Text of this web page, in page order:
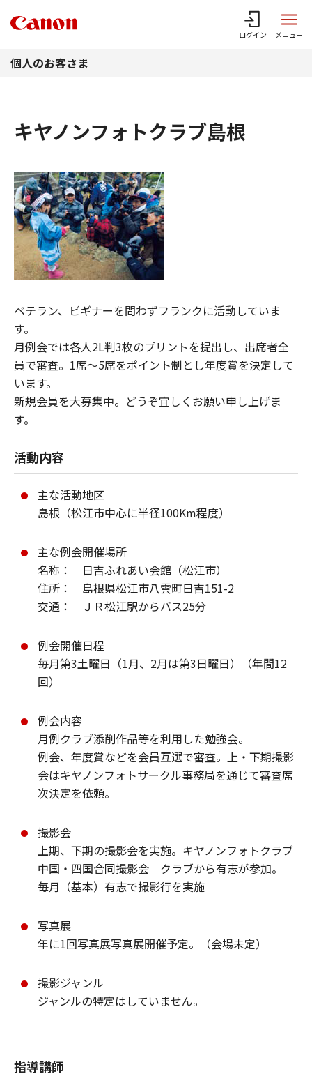
ログイン メニュー
個人のお客さま
キヤノンフォトクラブ島根
ベテラン、ビギナーを問わずフランクに活動していま
す。
月例会では各人2L判3枚のプリントを提出し、出席者全
員で審査。1席～5席をポイント制とし年度賞を決定して
います。
新規会員を大募集中。どうぞ宜しくお願い申し上げま
す。
活動内容
主な活動地区
島根（松江市中心に半径100Km程度）
主な例会開催場所
名称： 日吉ふれあい会館（松江市）
住所： 島根県松江市八雲町日吉151-2
交通： ＪＲ松江駅からバス25分
例会開催日程
毎月第3土曜日（1月、2月は第3日曜日）（年間12
回）
例会内容
月例クラブ添削作品等を利用した勉強会。
例会、年度賞などを会員互選で審査。上・下期撮影
会はキヤノンフォトサークル事務局を通じて審査席
次決定を依頼。
撮影会
上期、下期の撮影会を実施。キヤノンフォトクラブ
中国・四国合同撮影会 クラブから有志が参加。
毎月（基本）有志で撮影行を実施
写真展
年に1回写真展写真展開催予定。（会場未定）
撮影ジャンル
ジャンルの特定はしていません。
指導講師